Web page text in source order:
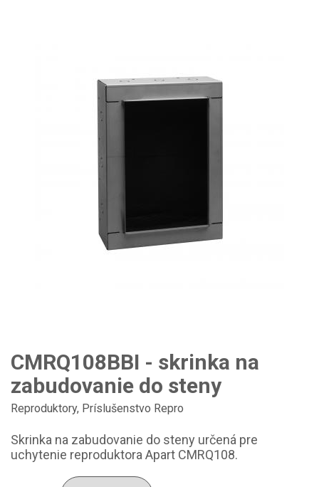
CMRQ108BBI - skrinka na
zabudovanie do steny
Reproduktory, Príslušenstvo Repro
Skrinka na zabudovanie do steny určená pre
uchytenie reproduktora Apart CMRQ108.